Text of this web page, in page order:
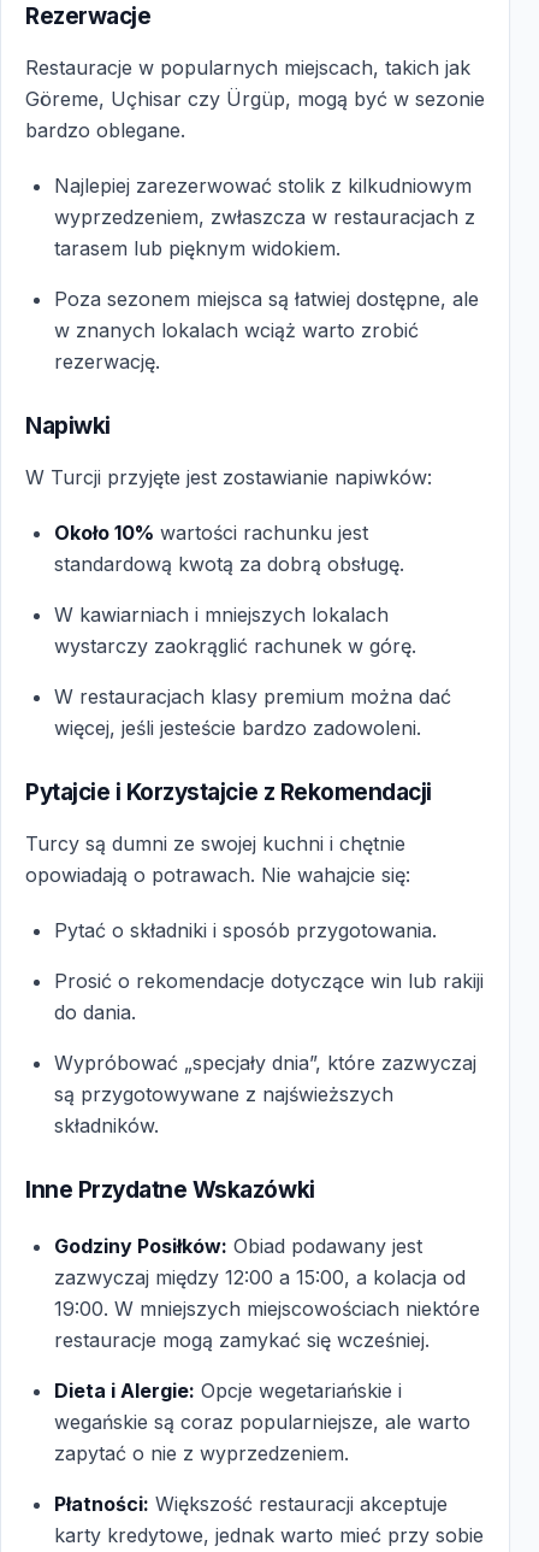
Rezerwacje
Restauracje w popularnych miejscach, takich jak
Göreme, Uçhisar czy Ürgüp, mogą być w sezonie
bardzo oblegane.
Najlepiej zarezerwować stolik z kilkudniowym
wyprzedzeniem, zwłaszcza w restauracjach z
tarasem lub pięknym widokiem.
Poza sezonem miejsca są łatwiej dostępne, ale
w znanych lokalach wciąż warto zrobić
rezerwację.
Napiwki
W Turcji przyjęte jest zostawianie napiwków:
Około 10% wartości rachunku jest
standardową kwotą za dobrą obsługę.
W kawiarniach i mniejszych lokalach
wystarczy zaokrąglić rachunek w górę.
W restauracjach klasy premium można dać
więcej, jeśli jesteście bardzo zadowoleni.
Pytajcie i Korzystajcie z Rekomendacji
Turcy są dumni ze swojej kuchni i chętnie
opowiadają o potrawach. Nie wahajcie się:
Pytać o składniki i sposób przygotowania.
Prosić o rekomendacje dotyczące win lub rakiji
do dania.
Wypróbować „specjały dnia”, które zazwyczaj
są przygotowywane z najświeższych
składników.
Inne Przydatne Wskazówki
Godziny Posiłków: Obiad podawany jest
zazwyczaj między 12:00 a 15:00, a kolacja od
19:00. W mniejszych miejscowościach niektóre
restauracje mogą zamykać się wcześniej.
Dieta i Alergie: Opcje wegetariańskie i
wegańskie są coraz popularniejsze, ale warto
zapytać o nie z wyprzedzeniem.
Płatności: Większość restauracji akceptuje
karty kredytowe, jednak warto mieć przy sobie